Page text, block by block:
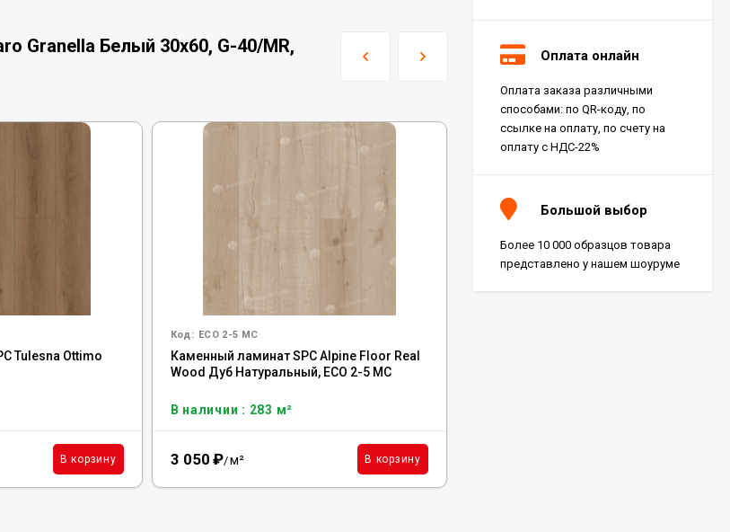
Granella Белый 30x60, G-40/MR,
Tulesna Ottimo
В корзину
Код: ECO 2-5 MC
Каменный ламинат SPC Alpine Floor Real
Wood Дуб Натуральный, ECO 2-5 MC
В наличии : 283 м²
3 050 ₽/м² В корзину
Оплата онлайн
Оплата заказа различными
способами: по QR-коду, по
ссылке на оплату, по счету на
оплату с НДС-22%
Большой выбор
Более 10 000 образцов товара
представлено у нашем шоуруме